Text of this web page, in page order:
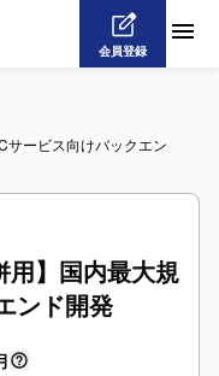
会員登録
サービス向けバックエン
用】国内最大規
ンド開発